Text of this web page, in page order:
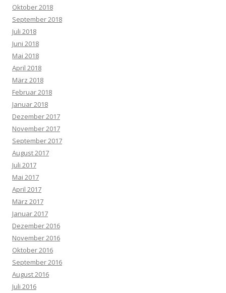
Oktober 2018
September 2018
Juli 2018
Juni 2018
Mai 2018
April 2018
März 2018
Februar 2018
Januar 2018
Dezember 2017
November 2017
September 2017
August 2017
Juli 2017
Mai 2017
April 2017
März 2017
Januar 2017
Dezember 2016
November 2016
Oktober 2016
September 2016
August 2016
Juli 2016